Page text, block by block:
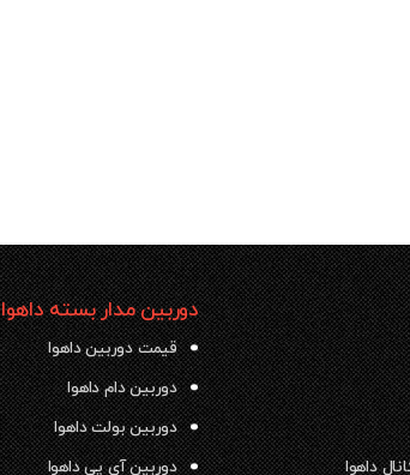
دوربین مدار بسته داهوا
قیمت دوربین داهوا
دوربین دام داهوا
دوربین بولت داهوا
دوربین آی پی داهوا